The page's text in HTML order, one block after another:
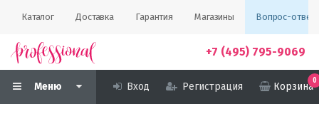
Каталог Доставка Гарантия Магазины Вопрос-ответ
+7 (495) 795-9069
Меню Вход Регистрация Корзина
0